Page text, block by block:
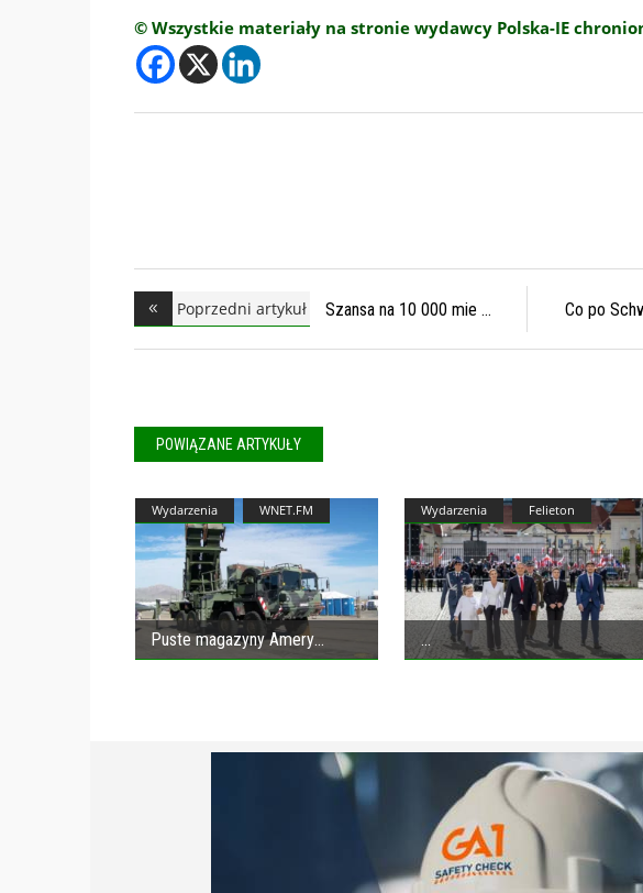
© Wszystkie materiały na stronie wydawcy Polska-IE
Poprzedni artykuł Szansa na 10 000 mie Co po
POWIĄZANE ARTYKUŁY
Wydarzenia WNET.FM
Puste magazyny Amery
Wydarzenia Felieton